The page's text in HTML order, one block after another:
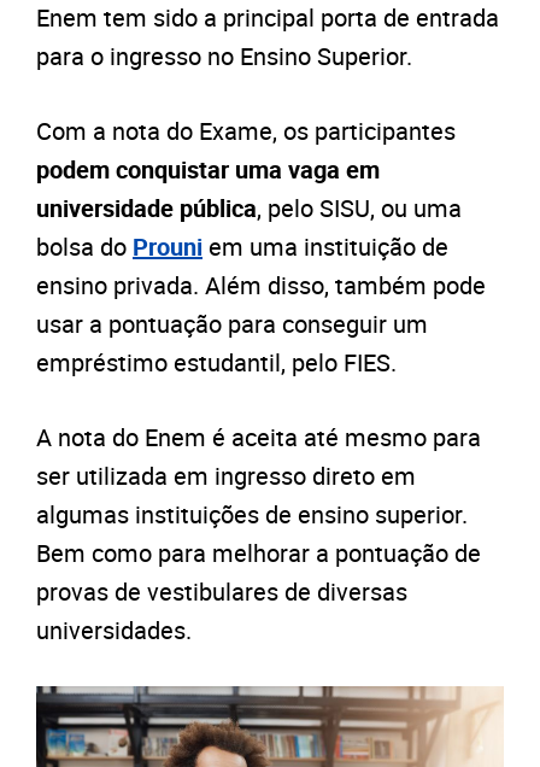
Enem tem sido a principal porta de entrada
para o ingresso no Ensino Superior.
Com a nota do Exame, os participantes
podem conquistar uma vaga em
universidade pública, pelo SISU, ou uma
bolsa do Prouni em uma instituição de
ensino privada. Além disso, também pode
usar a pontuação para conseguir um
empréstimo estudantil, pelo FIES.
A nota do Enem é aceita até mesmo para
ser utilizada em ingresso direto em
algumas instituições de ensino superior.
Bem como para melhorar a pontuação de
provas de vestibulares de diversas
universidades.